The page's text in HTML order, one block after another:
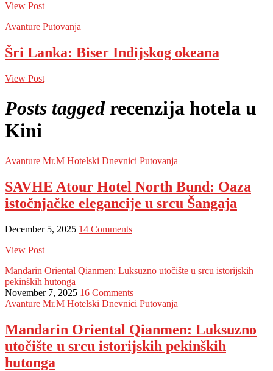
View Post
Avanture Putovanja
Šri Lanka: Biser Indijskog okeana
View Post
Posts tagged recenzija hotela u
Kini
Avanture Mr.M Hotelski Dnevnici Putovanja
SAVHE Atour Hotel North Bund: Oaza
istočnjačke elegancije u srcu Šangaja
December 5, 2025 14 Comments
View Post
Mandarin Oriental Qianmen: Luksuzno utočište u srcu istorijskih
pekinških hutonga
November 7, 2025 16 Comments
Avanture Mr.M Hotelski Dnevnici Putovanja
Mandarin Oriental Qianmen: Luksuzno
utočište u srcu istorijskih pekinških
hutonga